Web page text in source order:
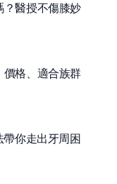
？醫授不傷膝妙
價格、適合族群
帶你走出牙周困